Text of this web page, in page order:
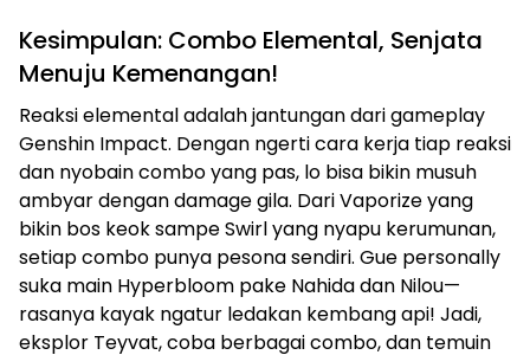
Kesimpulan: Combo Elemental, Senjata
Menuju Kemenangan!
Reaksi elemental adalah jantungan dari gameplay
Genshin Impact. Dengan ngerti cara kerja tiap reaksi
dan nyobain combo yang pas, lo bisa bikin musuh
ambyar dengan damage gila. Dari Vaporize yang
bikin bos keok sampe Swirl yang nyapu kerumunan,
setiap combo punya pesona sendiri. Gue personally
suka main Hyperbloom pake Nahida dan Nilou—
rasanya kayak ngatur ledakan kembang api! Jadi,
eksplor Teyvat, coba berbagai combo, dan temuin